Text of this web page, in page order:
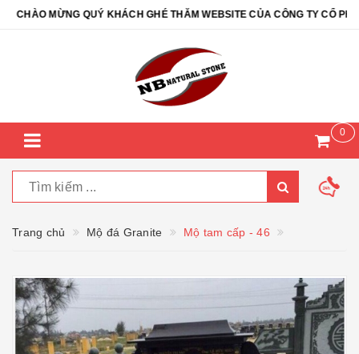
CHÀO MỪNG QUÝ KHÁCH GHÉ THĂM WEBSITE CỦA CÔNG TY CỔ
0
Trang chủ Mộ đá Granite Mộ tam cấp - 46